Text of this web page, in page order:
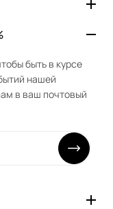
быть в курсе
нашей
в ваш почтовый